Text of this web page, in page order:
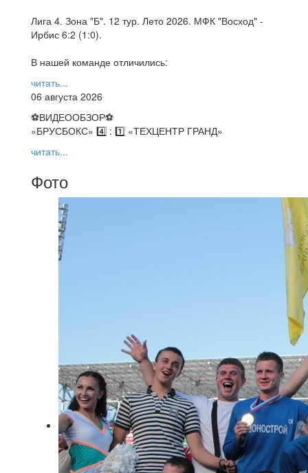
Лига 4. Зона "Б". 12 тур. Лето 2026. МФК "Восход" -
Ирбис 6:2 (1:0).
В нашей команде отличились:
читать...
06 августа 2026
⚽️ВИДЕООБЗОР⚽️
«БРУСБОКС» 4️⃣ : 1️⃣ «ТЕХЦЕНТР ГРАНД»
читать...
Фото